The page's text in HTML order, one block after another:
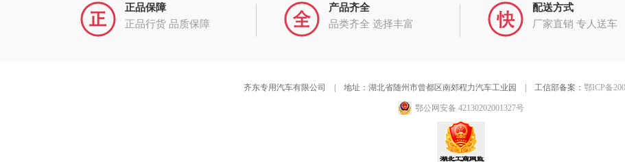
正品保障
正品行货 品质保障
产品齐全
品类齐全 选择丰富
配送方式
厂家直销 专人送车
齐东专用汽车有限公司 | 地址：湖北省随州市曾都区南郊程力汽车工业园 | 工信部备案： 鄂ICP备
鄂公网安备 42130202001327号